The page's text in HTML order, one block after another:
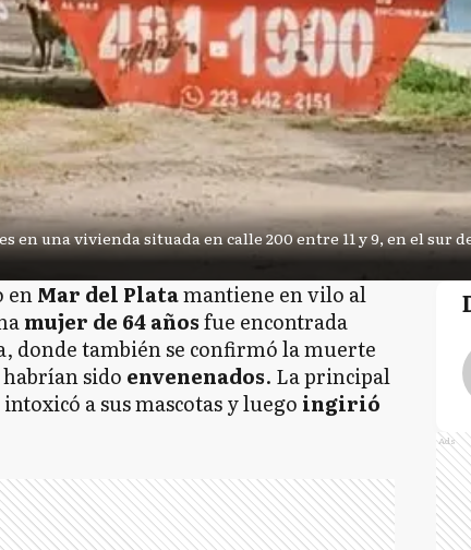
en una vivienda situada en calle 200 entre 11 y 9, en el sur
enMar del Platamantiene en vilo al
mujer de 64 añosfue encontrada
donde también se confirmó la muerte
sido envenenados. La principal
a sus mascotas y luego ingirió
Ads